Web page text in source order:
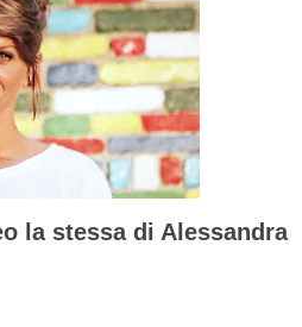
la stessa di Alessandra